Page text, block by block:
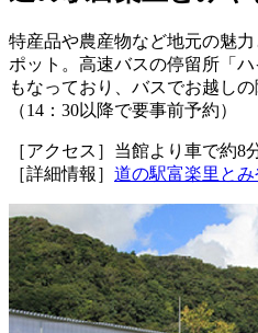
特産品や農産物など地元の魅
ポット。高速バスの停留所「
もなっており、バスでお越し
（14：30以降で要事前予約）
［アクセス］当館より車で約8
［詳細情報］ 道の駅富楽里と